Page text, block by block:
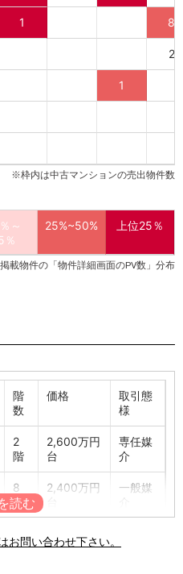
1 8
2
1
※枠内は中古マンションの売出物件数
～
％
25%~50% 上位25％
載物件の「物件詳細画面のPV数」分布
階
数
価格
取引態
様
2
階
2,600万円
台
専任媒
介
8
階
2,400万円
一般媒
階
1,800万円
台
介
お問い合わせ下さい。